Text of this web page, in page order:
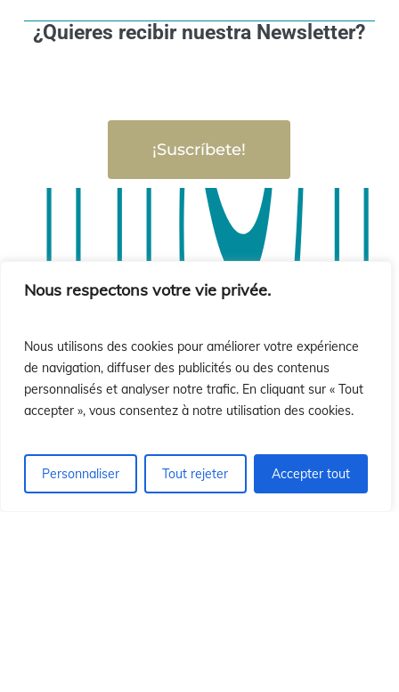
Nous respectons votre vie privée.
Nous utilisons des cookies pour améliorer votre expérience
de navigation, diffuser des publicités ou des contenus
personnalisés et analyser notre trafic. En cliquant sur « Tout
accepter », vous consentez à notre utilisation des cookies.
Personnaliser Tout rejeter Accepter tout
¿Quieres recibir nuestra Newsletter?
¡Suscríbete!